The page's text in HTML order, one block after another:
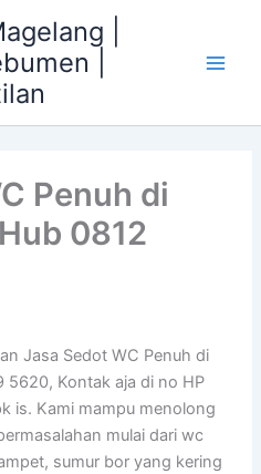
|
|
Penuh di
0812
Jasa Sedot WC Penuh di
5620, Kontak aja di no HP
is. Kami mampu menolong
mulai dari wc
sumur bor yang kering